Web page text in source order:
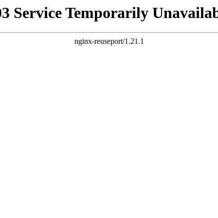
Service Temporarily
nginx-reuseport/1.21.1